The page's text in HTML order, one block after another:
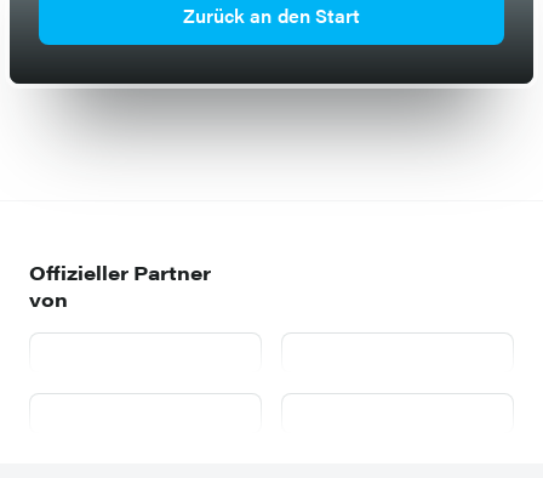
Zurück an den Start
Offizieller Partner
von